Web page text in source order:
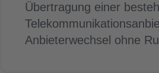
Übertragung einer
Anbieterwechsel ohne